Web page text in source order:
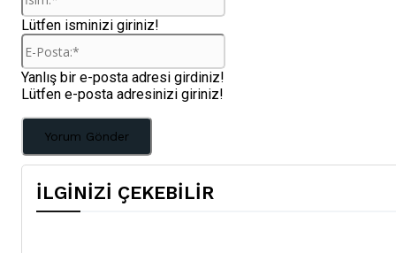
Lütfen isminizi giriniz!
E-
Yanlış bir e-posta adresi girdiniz!
Lütfen e-posta adresinizi giriniz!
İLGİNİZİ ÇEKEBİLİR